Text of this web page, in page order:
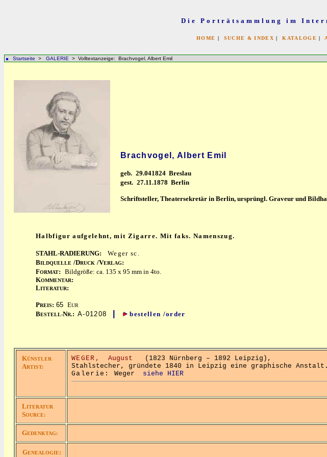
Die Porträtsammlung im
HOME | SUCHE & INDEX |KATALOGE |
Startseite > GALERIE > Volltextanzeige: Brachvogel, Albert Emil
Brachvogel, Albert Emil
geb. 29.041824 Breslau
gest. 27.11.1878 Berlin
Schriftsteller, Theatersekretär in Berlin, ursprüngl. Graveur und
Halbfigur aufgelehnt, mit Zigarre. Mit faks. Namenszug.
STAHL-RADIERUNG:
Weger sc.
BILDQUELLE /DRUCK /VERLAG:
FORMAT: Bildgröße: ca. 135 x 95 mm in 4to.
KOMMENTAR:
LITERATUR:
x
PREIS: 65 EUR
BESTELL-NR.: A-01208 | bestellen /order
KÜNSTLER
ARTIST:
WEGER, August (1823 Nürnberg – 1892 Leipzig),
Stahlstecher, gründete 1840 in Leipzig eine graphische Anstalt.
Galerie: Weger siehe HIER
LITERATUR
SOURCE:
GEDENKTAG:
GENEALOGIE: